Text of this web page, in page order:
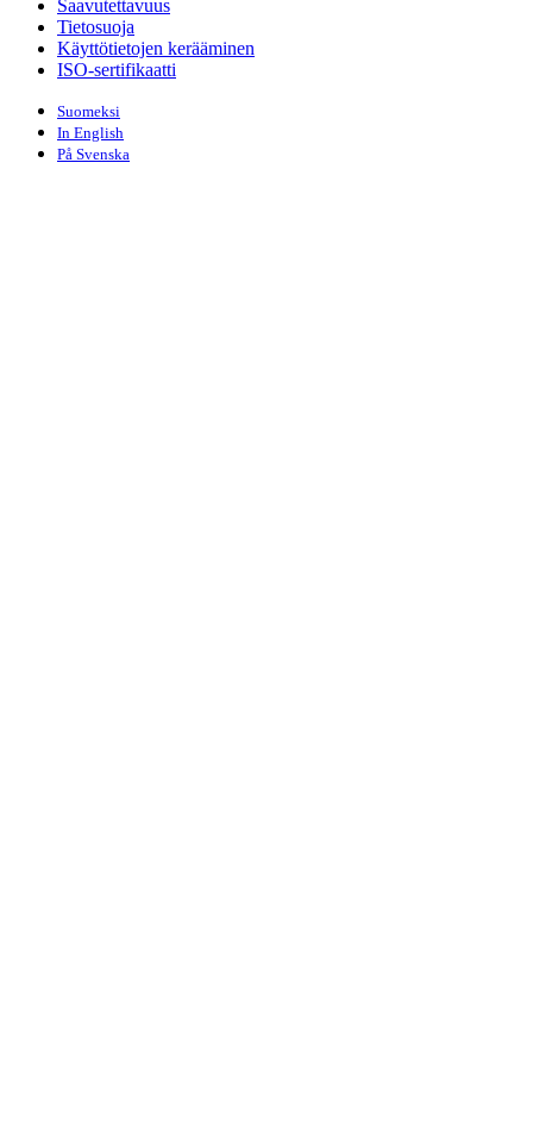
Saavutettavuus
Tietosuoja
Käyttötietojen kerääminen
ISO-sertifikaatti
Suomeksi
In English
På Svenska